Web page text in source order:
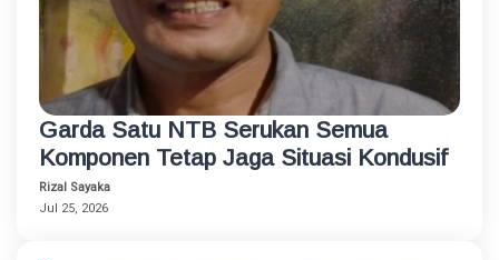
Garda Satu NTB Serukan Semua
Komponen Tetap Jaga Situasi Kondusif
Rizal Sayaka
Jul 25, 2026